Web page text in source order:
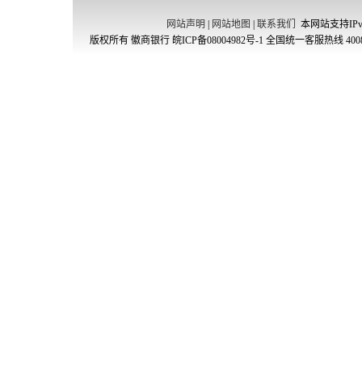
网站声明 网站地图 联系我们
本网站支持
版权所有 徽商银行 皖ICP备08004982号-1 全国统一客服热线